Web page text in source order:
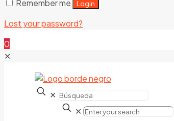
Remember me
Login
Lost your password?
0
✕
✕
✕